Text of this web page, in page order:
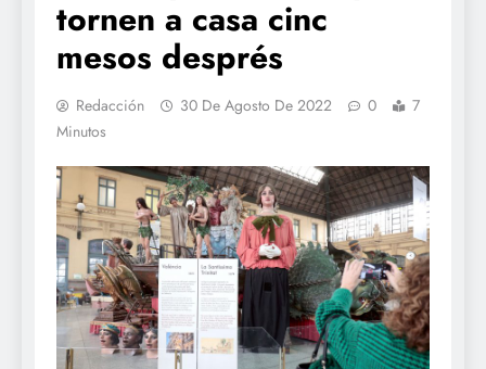
tornen a casa cinc
mesos després
Redacción 30 De Agosto De 2022 0
7
Minutos